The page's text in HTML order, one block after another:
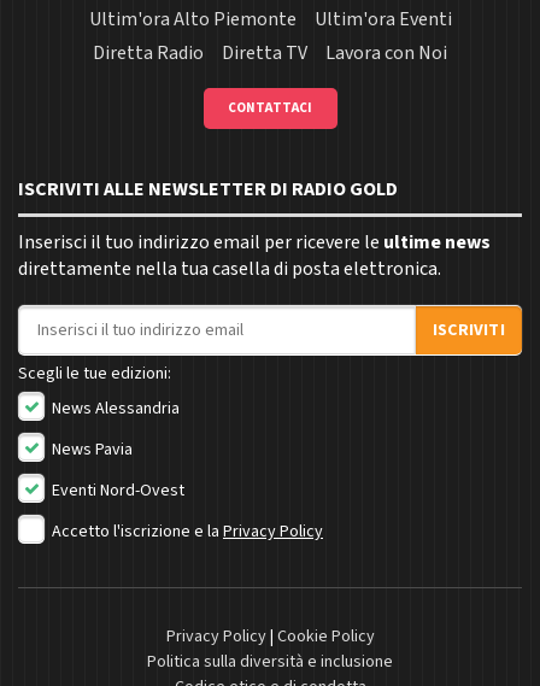
Ultim'ora Alto Piemonte
Ultim'ora Eventi
Diretta Radio
Diretta TV Lavora con Noi
CONTATTACI
ISCRIVITI ALLE NEWSLETTER DI RADIO GOLD
Inserisci il tuo indirizzo email per ricevere le ultime news
direttamente nella tua casella di posta elettronica.
Indirizzo email
ISCRIVITI
Scegli le tue edizioni:
News Alessandria
News Pavia
Eventi Nord-Ovest
Accetto l'iscrizione e la Privacy Policy
Privacy Policy| Cookie Policy
Politica sulla diversità e inclusione